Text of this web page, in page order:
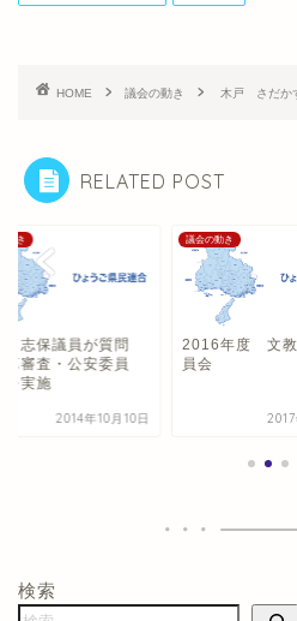
HOME 議会の動き 木戸 さだか
RELATED POST
動き
志保議員が質問
算審査・公安委員
を実施
2014年10月10日
議会の動き
2016年度 文教
員会
検索